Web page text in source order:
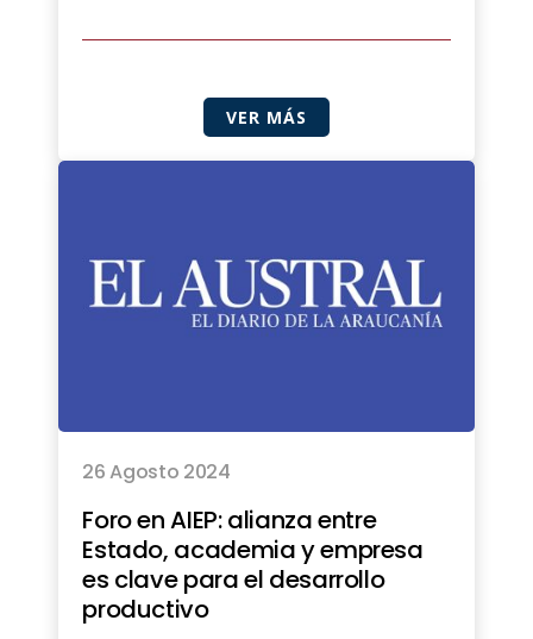
VER MÁS
26 Agosto 2024
Foro en AIEP: alianza entre
Estado, academia y empresa
es clave para el desarrollo
productivo